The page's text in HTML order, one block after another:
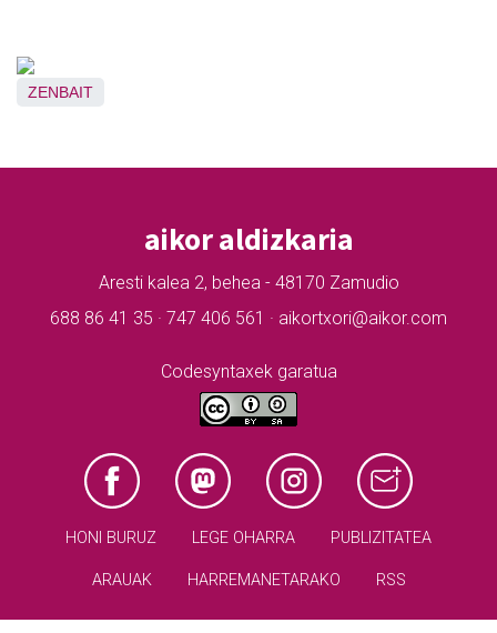
ZENBAIT
aikor aldizkaria
Aresti kalea 2, behea - 48170 Zamudio
688 86 41 35 · 747 406 561 · aikortxori@aikor.com
Codesyntaxek garatua
HONI BURUZ LEGE OHARRA PUBLIZITATEA
ARAUAK HARREMANETARAKO RSS